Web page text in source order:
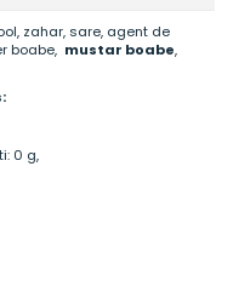
zahar, sare, agent de
boabe, mustar boabe,
0 g,